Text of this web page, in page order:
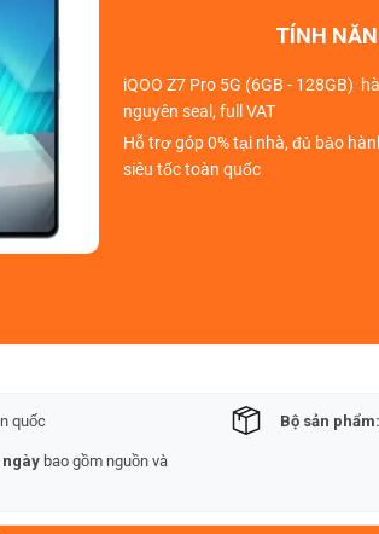
TÍNH
iQOO Z7 Pro 5G (6GB - 128GB)
nguyên seal, full VAT
Hỗ trợ góp 0%tại nhà, đủ bảo
siêu tốc toàn quốc
quốc Bộ sản phẩm:
ngày bao gồm nguồn và